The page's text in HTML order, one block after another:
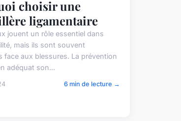
choisir une
ligamentaire
jouent un rôle essentiel dans
mais ils sont souvent
face aux blessures. La prévention
adéquat son...
6 min de lecture →